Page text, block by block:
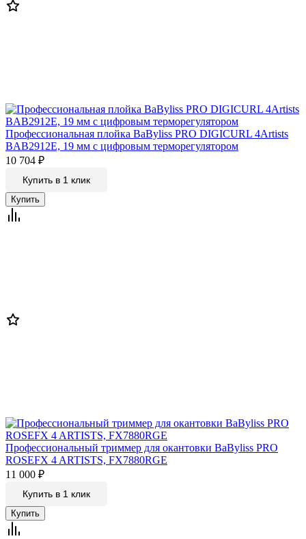
Профессиональная плойка BaByliss PRO DIGICURL 4Artists
BAB2912E, 19 мм с цифровым терморегулятором
10 704 ₽
Купить в 1 клик
Профессиональный триммер для окантовки BaByliss PRO
ROSEFX 4 ARTISTS, FX7880RGE
11 000 ₽
Купить в 1 клик